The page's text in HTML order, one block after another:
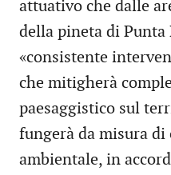
attuativo che dalle
della pineta di Punta
«consistente
che mitigherà
paesaggistico sul
fungerà da misura di
ambientale, in